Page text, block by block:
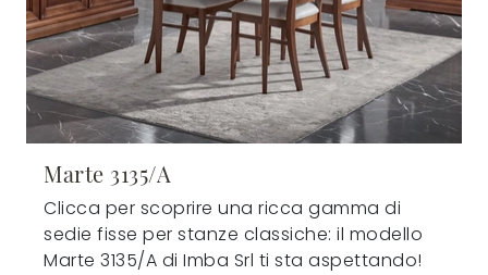
Marte 3135/A
Clicca per scoprire una ricca gamma di
sedie fisse per stanze classiche: il modello
Marte 3135/A di Imba Srl ti sta aspettando!